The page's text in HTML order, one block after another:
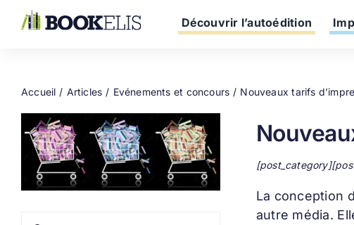
Découvrir l’autoédition
Accueil Articles Evénements et concours Nouveaux tarifs
La conception
autre média.